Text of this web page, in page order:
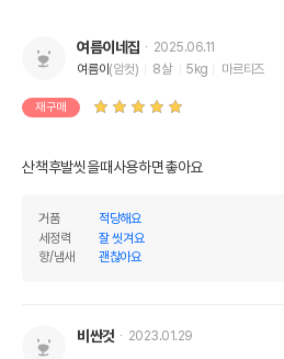
여름이네집
2025.06.11
여름이 (암컷) 8살 5kg 마르티즈
재구매
산책후발씻을때사용하면촣아요
거품
적당해요
세정력
잘 씻겨요
향/냄새
괜찮아요
비싼것 2023.01.29